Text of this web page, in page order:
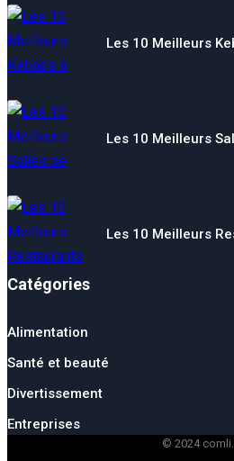
Les 10 Meilleurs
Les 10 Meilleurs
Les 10 Meilleurs
Catégories
Alimentation
Santé et beauté
Divertissement
Entreprises
© 2024